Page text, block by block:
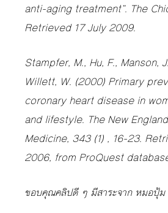
anti-aging treatment”. The
Retrieved 17 July 2009.
Stampfer, M., Hu, F., Manson,
Willett, W. (2000) Primary
coronary heart disease in
and lifestyle. The New
Medicine, 343 (1) , 16-23.
2006, from ProQuest
ขอบคุณคลิปดี ๆ มีสาระจาก หมอปุ้